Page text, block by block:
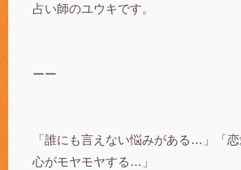
占い師のユウキです。
ーー
「誰にも言えない悩みがある…」「
心がモヤモヤする…」